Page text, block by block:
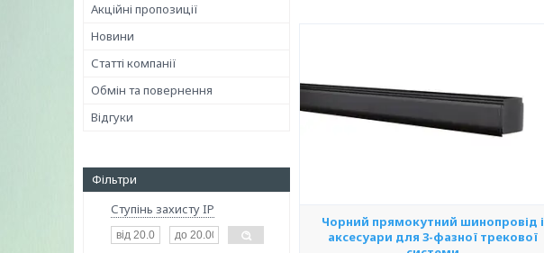
Акційні пропозиції
Новини
Статті компанії
Обмін та повернення
Відгуки
Фільтри
Ступінь захисту IP
Чорний прямокутний шинопровід і
аксесуари для 3-фазної трекової